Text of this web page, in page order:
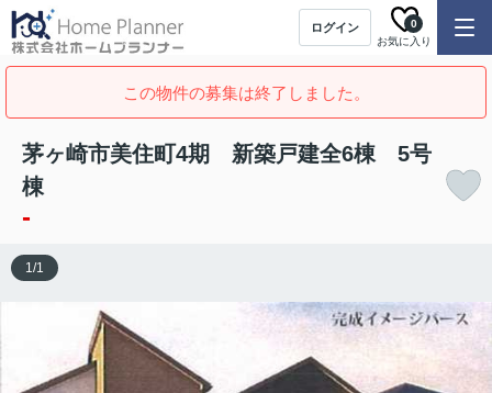
ログイン
お気に入り
0
この物件の募集は終了しました。
茅ヶ崎市美住町4期 新築戸建全6棟 5号
棟
-
1/1